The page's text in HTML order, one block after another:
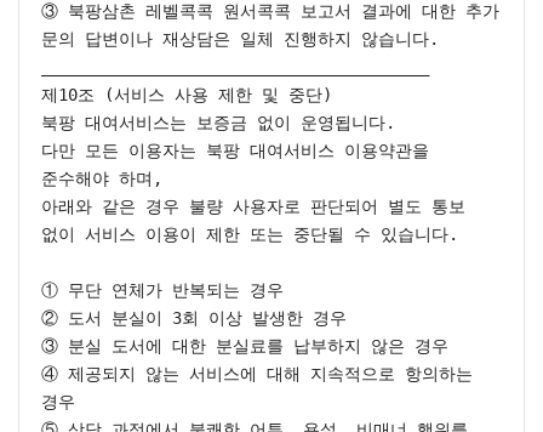
③ 북팡삼촌 레벨콕콕 원서콕콕 보고서 결과에 대한 추가
문의 답변이나 재상담은 일체 진행하지 않습니다.
제10조 (서비스 사용 제한 및 중단)
북팡 대여서비스는 보증금 없이 운영됩니다.
다만 모든 이용자는 북팡 대여서비스 이용약관을
준수해야 하며,
아래와 같은 경우 불량 사용자로 판단되어 별도 통보
없이 서비스 이용이 제한 또는 중단될 수 있습니다.
① 무단 연체가 반복되는 경우
② 도서 분실이 3회 이상 발생한 경우
③ 분실 도서에 대한 분실료를 납부하지 않은 경우
④ 제공되지 않는 서비스에 대해 지속적으로 항의하는
경우